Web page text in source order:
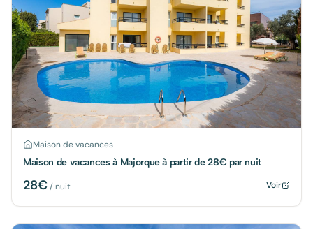
Maison de vacances
Maison de vacances à Majorque à partir de 28€ par nuit
28€/ nuit Voir